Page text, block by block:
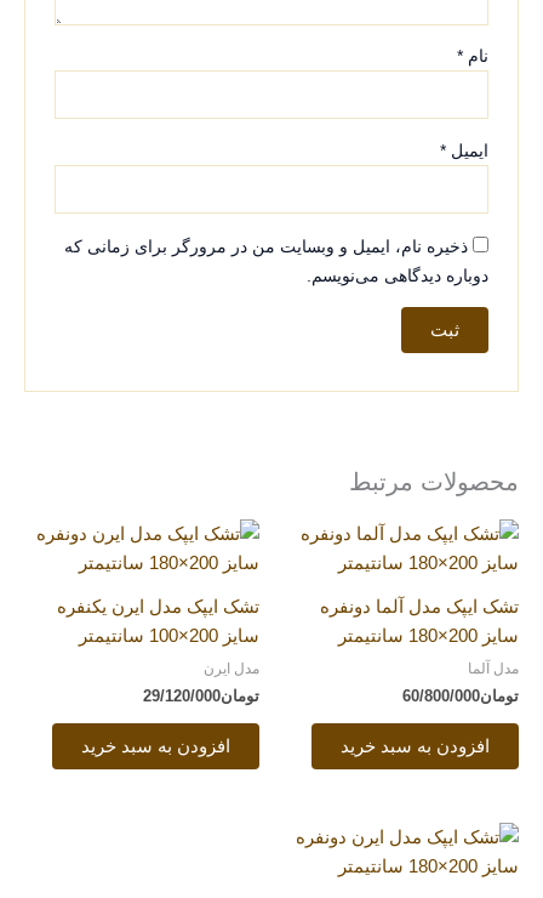
نام*
ایمیل*
ذخیره نام، ایمیل و وبسایت من در مرورگر برای زمانی که
دوباره دیدگاهی می‌نویسم.
محصولات مرتبط
تشک ایپک مدل آلما دونفره
سایز 200×180 سانتیمتر
مدل آلما
تومان60/800/000
افزودن به سبد خرید
تشک ایپک مدل ایرن یکنفره
سایز 200×100 سانتیمتر
مدل ایرن
تومان29/120/000
افزودن به سبد خرید